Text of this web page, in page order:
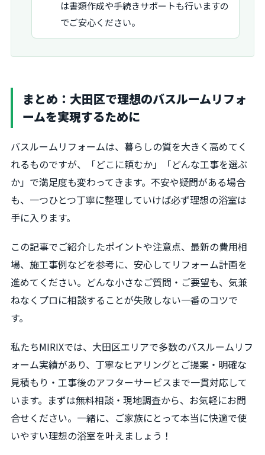
は書類作成や手続きサポートも行いますの
でご安心ください。
まとめ：大田区で理想のバスルームリフォ
ームを実現するために
バスルームリフォームは、暮らしの質を大きく高めてく
れるものですが、「どこに頼むか」「どんな工事を選ぶ
か」で満足度も変わってきます。不安や疑問がある場合
も、一つひとつ丁寧に整理していけば必ず理想の浴室は
手に入ります。
この記事でご紹介したポイントや注意点、最新の費用相
場、施工事例などを参考に、安心してリフォーム計画を
進めてください。どんな小さなご質問・ご要望も、気兼
ねなくプロに相談することが失敗しない一番のコツで
す。
私たちMIRIXでは、大田区エリアで多数のバスルームリフ
ォーム実績があり、丁寧なヒアリングとご提案・明確な
見積もり・工事後のアフターサービスまで一貫対応して
います。まずは無料相談・現地調査から、お気軽にお問
合せください。一緒に、ご家族にとって本当に快適で使
いやすい理想の浴室を叶えましょう！